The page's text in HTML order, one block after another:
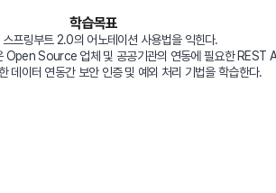
학습목표
스프링부트 2.0의 어노테이션 사용법을 익힌다.
Source 업체 및 공공기관의 연동에 필요한 REST
데이터 연동간 보안 인증 및 예외 처리 기법을 학습한다.